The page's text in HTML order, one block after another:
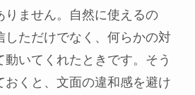
りません。自然に使えるの
しただけでなく、何らかの対
いてくれたときです。そう
おくと、文面の違和感を避け